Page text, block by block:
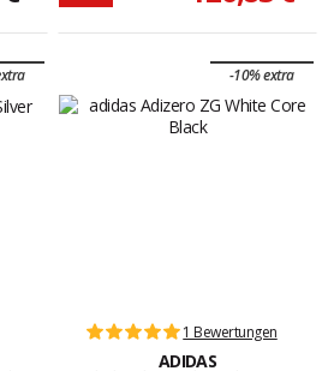
-10% extra
1 Bewertungen
ADIDAS